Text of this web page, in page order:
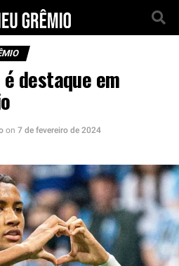
destaque em
on 7 de fevereiro de 2024